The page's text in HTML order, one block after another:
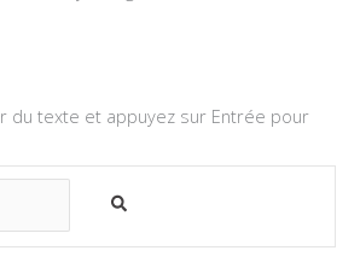
du texte et appuyez sur Entrée pour